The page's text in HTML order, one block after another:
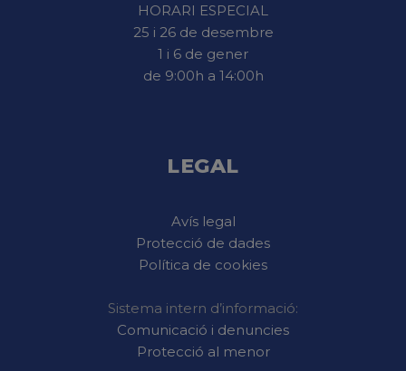
HORARI ESPECIAL
25 i 26 de desembre
1 i 6 de gener
de 9:00h a 14:00h
LEGAL
Avís legal
Protecció de dades
Política de cookies
Sistema intern d’informació:
Comunicació i denuncies
Protecció al menor